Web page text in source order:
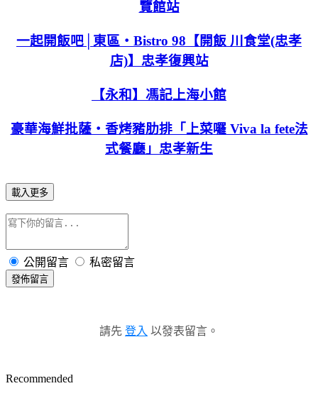
覽館站
一起開飯吧│東區‧Bistro 98【開飯 川食堂(忠孝
店)】忠孝復興站
【永和】馮記上海小館
豪華海鮮批薩‧香烤豬肋排「上菜囉 Viva la fete法
式餐廳」忠孝新生
載入更多
公開留言 私密留言
發佈留言
請先 登入 以發表留言。
Recommended